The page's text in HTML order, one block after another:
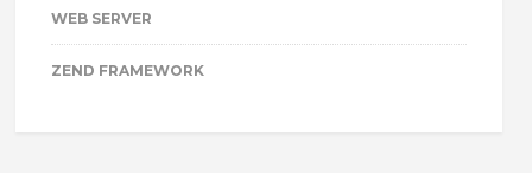
WEB SERVER
ZEND FRAMEWORK